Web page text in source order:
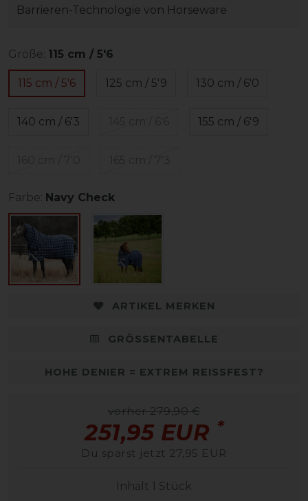
Barrieren-Technologie von Horseware
Größe: 115 cm / 5'6
115 cm / 5'6 125 cm / 5'9 130 cm / 6'0
140 cm / 6'3 155 cm / 6'9
Farbe: Navy Check
ARTIKEL MERKEN
GRÖSSENTABELLE
HOHE DENIER = EXTREM REISSFEST?
vorher 279,90 €
251,95 EUR *
Du sparst jetzt 27,95 EUR
Inhalt 1 Stück